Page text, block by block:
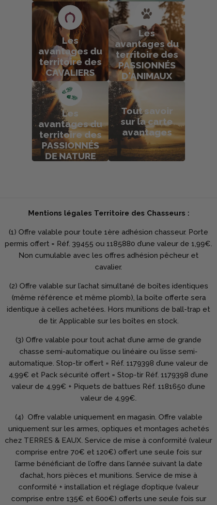
Les
avantages du
territoire des
CAVALIERS
Les
avantages du
territoire des
PASSIONNÉS
D'ANIMAUX
Les
avantages du
territoire des
PASSIONNÉS
DE NATURE
Tout savoir
sur la carte
avantages
Mentions légales Territoire des Chasseurs :
(1) Offre valable pour toute 1ère adhésion chasseur. Porte
permis offert = Réf. 39455 ou 1185880 d’une valeur de 1,99€.
Non cumulable avec les offres adhésion pêcheur et
cavalier.
(2) Offre valable sur l’achat simultané de boîtes identiques
(même référence et même plomb), la boîte offerte sera
identique à celles achetées. Hors munitions de ball-trap et
de tir. Applicable sur les boîtes en stock.
(3) Offre valable pour tout achat d’une arme de grande
chasse semi-automatique ou linéaire ou lisse semi-
automatique. Stop-tir offert = Réf. 1179398 d’une valeur de
4,99€ et Pack sécurité offert = Stop-tir Réf. 1179398 d’une
valeur de 4,99€ + Piquets de battues Réf. 1181650 d’une
valeur de 4,99€.
(4) Offre valable uniquement en magasin. Offre valable
uniquement sur les armes, optiques et montages achetés
chez TERRES & EAUX. Service de mise à conformité (valeur
comprise entre 70€ et 120€) offert une seule fois sur
l’arme bénéficiant de l’offre dans l’année suivant la date
d’achat, hors pièces et munitions. Service de mise à
conformité + installation et réglage d’optique (valeur
comprise entre 135€ et 600€) offerts une seule fois sur